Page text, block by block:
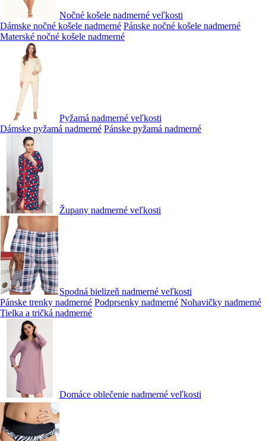
Nočné košele nadmerné veľkosti
Dámske nočné košele nadmerné Pánske nočné košele nadmerné
Materské nočné košele nadmerné
Pyžamá nadmerné veľkosti
Dámske pyžamá nadmerné Pánske pyžamá nadmerné
Župany nadmerné veľkosti
Spodná bielizeň nadmerné veľkosti
Pánske trenky nadmerné Podprsenky nadmerné Nohavičky nadmerné
Tielka a tričká nadmerné
Domáce oblečenie nadmerné veľkosti